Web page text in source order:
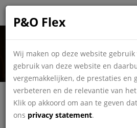
Allround
Techniek Onderhoudsmonteur E/W
Vast / Tijdelijk
Echt 351 - 494
P&O Flex
Wij maken op deze website
gebruik van deze website en
vergemakkelijken, de prestaties en
verbeteren en de relevantie van
Klik op akkoord om aan te geven
ons privacy statement.